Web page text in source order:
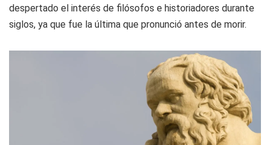
despertado el interés de filósofos e historiadores durante
siglos, ya que fue la última que pronunció antes de morir.